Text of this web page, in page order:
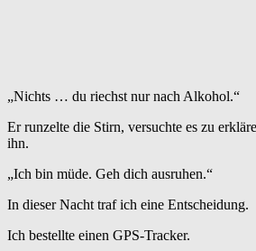
„Nichts … du riechst nur nach Alkohol.“
Er runzelte die Stirn, versuchte es zu
ihn.
„Ich bin müde. Geh dich ausruhen.“
In dieser Nacht traf ich eine Entscheidung.
Ich bestellte einen GPS-Tracker.